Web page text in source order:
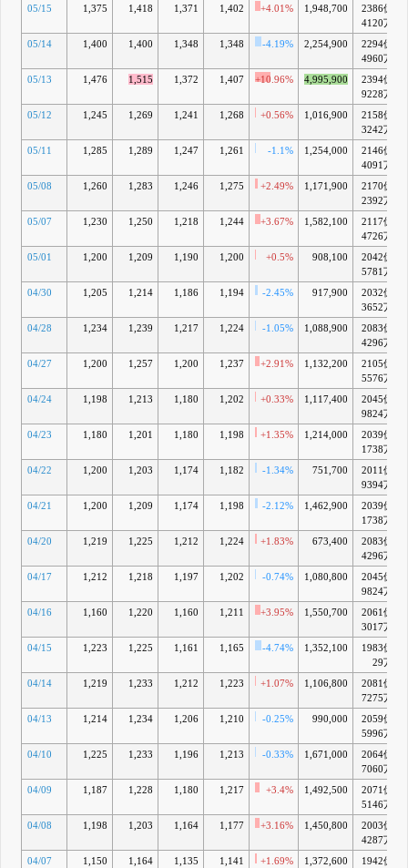
05/15 1,375 1,418 1,371 1,402 +4.01% 1,948,700
2386億
4120万
05/14 1,400 1,400 1,348 1,348 -4.19% 2,254,900
2294億
4960万
05/13 1,476 1,515 1,372 1,407 +10.96% 4,995,900
2394億
9228万
05/12 1,245 1,269 1,241 1,268 +0.56% 1,016,900
2158億
3242万
05/11
1,285 1,289 1,247 1,261 -1.1% 1,254,000
2146億
4091万
05/08
1,260 1,283 1,246 1,275 +2.49% 1,171,900
2170億
2392万
05/07
1,230 1,250 1,218 1,244 +3.67% 1,582,100
2117億
4726万
05/01
1,200 1,209 1,190 1,200 +0.5% 908,100
2042億
5781万
04/30
1,205 1,214 1,186 1,194 -2.45% 917,900
2032億
3652万
04/28
1,234 1,239 1,217 1,224 -1.05% 1,088,900
2083億
4296万
04/27
1,200 1,257 1,200 1,237 +2.91% 1,132,200
2105億
5576万
04/24
1,198 1,213 1,180 1,202 +0.33% 1,117,400
2045億
9824万
04/23
1,180 1,201 1,180 1,198 +1.35% 1,214,000
2039億
1738万
04/22
1,200 1,203 1,174 1,182 -1.34% 751,700
2011億
9394万
04/21
1,200 1,209 1,174 1,198 -2.12% 1,462,900
2039億
1738万
04/20
1,219 1,225 1,212 1,224 +1.83% 673,400
2083億
4296万
04/17 1,212 1,218 1,197 1,202 -0.74% 1,080,800
2045億
9824万
04/16 1,160 1,220 1,160 1,211 +3.95% 1,550,700
2061億
3017万
04/15 1,223 1,225 1,161 1,165 -4.74% 1,352,100
1983億
29万
04/14
1,219 1,233 1,212 1,223 +1.07% 1,106,800
2081億
7275万
04/13 1,214 1,234 1,206 1,210 -0.25% 990,000
2059億
5996万
04/10
1,225 1,233 1,196 1,213 -0.33% 1,671,000
2064億
7060万
04/09 1,187 1,228 1,180 1,217 +3.4% 1,492,500
2071億
5146万
04/08 1,198 1,203 1,164 1,177 +3.16% 1,450,800
2003億
4287万
04/07 1,150 1,164 1,135 1,141 +1.69% 1,372,600
1942億